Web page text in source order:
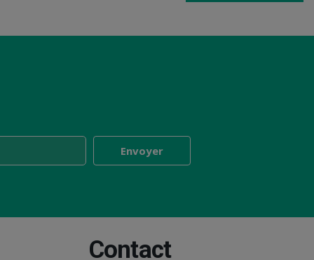
Contact